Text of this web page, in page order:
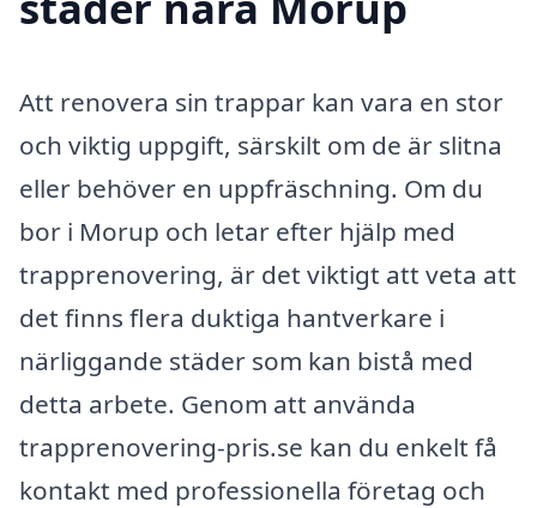
Att renovera sin trappar kan vara en stor
och viktig uppgift, särskilt om de är slitna
eller behöver en uppfräschning. Om du
bor i Morup och letar efter hjälp med
trapprenovering, är det viktigt att veta att
det finns flera duktiga hantverkare i
närliggande städer som kan bistå med
detta arbete. Genom att använda
trapprenovering-pris.se kan du enkelt få
kontakt med professionella företag och